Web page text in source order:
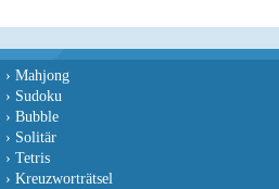
› Mahjong
› Sudoku
› Bubble
› Solitär
› Tetris
› Kreuzworträtsel